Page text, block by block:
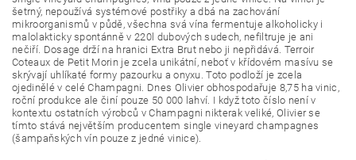
šetrný, nepoužívá systémové postřiky a dbá na zachování
mikroorganismů v půdě, všechna svá vína fermentuje alkoholicky i
malolakticky spontánně v 220l dubových sudech, nefiltruje je ani
nečiří. Dosage drží na hranici Extra Brut nebo ji nepřidává. Terroir
Coteaux de Petit Morin je zcela unikátní, neboť v křídovém masívu se
skrývají uhlíkaté formy pazourku a onyxu. Toto podloží je zcela
ojedinělé v celé Champagni. Dnes Olivier obhospodařuje 8,75 ha vinic,
roční produkce ale činí pouze 50 000 lahví. I když toto číslo není v
kontextu ostatních výrobců v Champagni nikterak veliké, Olivier se
tímto stává největším producentem single vineyard champagnes
(šampaňských vín pouze z jedné vinice).